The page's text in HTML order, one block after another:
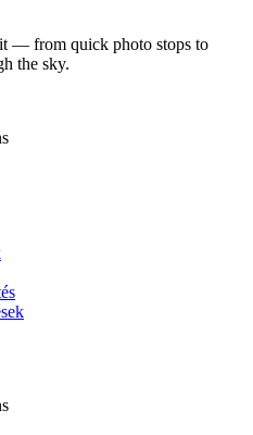
— from quick photo stops to
the sky.